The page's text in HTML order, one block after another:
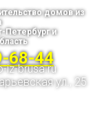
домов из
Петербург и
68-44
iz-brusa.ru
ул., 25